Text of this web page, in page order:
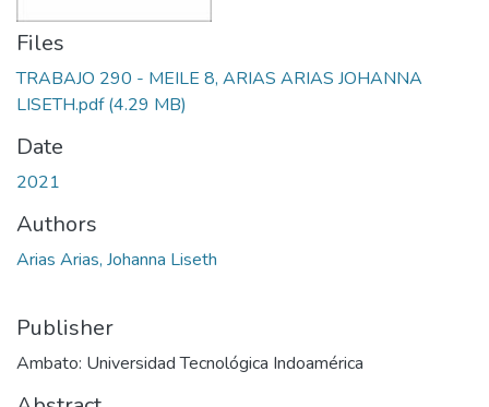
Files
TRABAJO 290 - MEILE 8, ARIAS ARIAS JOHANNA
LISETH.pdf(4.29 MB)
Date
2021
Authors
Arias Arias, Johanna Liseth
Publisher
Ambato: Universidad Tecnológica Indoamérica